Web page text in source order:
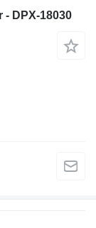
- DPX-18030